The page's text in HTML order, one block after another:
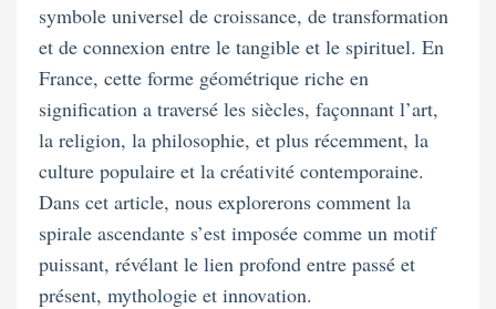
symbole universel de croissance, de transformation
et de connexion entre le tangible et le spirituel. En
France, cette forme géométrique riche en
signification a traversé les siècles, façonnant l’art,
la religion, la philosophie, et plus récemment, la
culture populaire et la créativité contemporaine.
Dans cet article, nous explorerons comment la
spirale ascendante s’est imposée comme un motif
puissant, révélant le lien profond entre passé et
présent, mythologie et innovation.